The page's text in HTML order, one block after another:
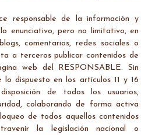
responsable de la información y
enunciativo, pero no limitativo, en
comentarios, redes sociales o
a terceros publicar contenidos de
web del RESPONSABLE. Sin
dispuesto en los artículos 11 y 16
de todos los usuarios,
colaborando de forma activa
de todos aquellos contenidos
la legislación nacional o